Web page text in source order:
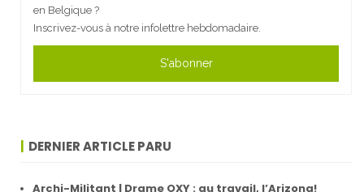
en Belgique ?
Inscrivez-vous à notre infolettre hebdomadaire.
S'abonner
DERNIER ARTICLE PARU
Archi-Militant | Drame OXY : au travail, l’Arizona!